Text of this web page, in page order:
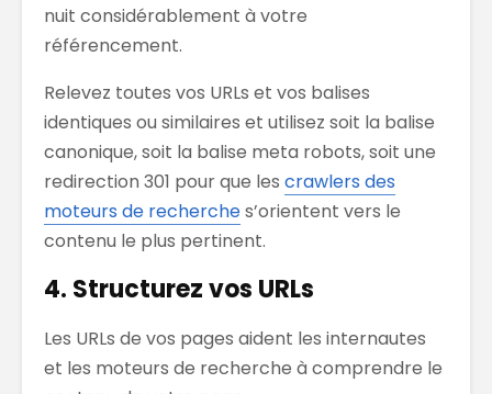
nuit considérablement à votre
référencement.
Relevez toutes vos URLs et vos balises
identiques ou similaires et utilisez soit la balise
canonique, soit la balise meta robots, soit une
redirection 301 pour que les crawlers des
moteurs de recherches’orientent vers le
contenu le plus pertinent.
4. Structurez vos URLs
Les URLs de vos pages aident les internautes
et les moteurs de recherche à comprendre le